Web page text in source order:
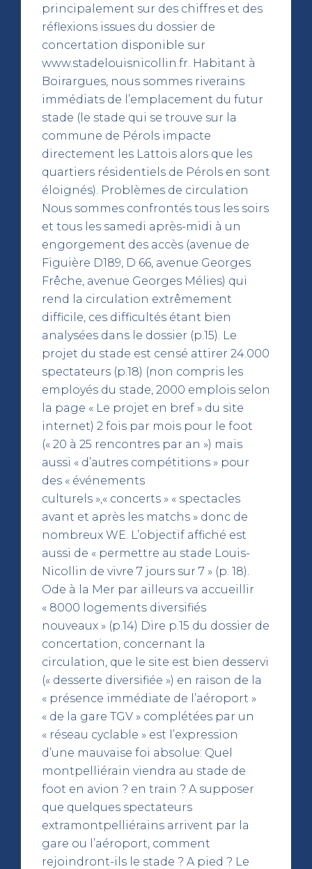
principalement sur des chiffres et des
réflexions issues du dossier de
concertation disponible sur
www.stadelouisnicollin.fr. Habitant à
Boirargues, nous sommes riverains
immédiats de l’emplacement du futur
stade (le stade qui se trouve sur la
commune de Pérols impacte
directement les Lattois alors que les
quartiers résidentiels de Pérols en sont
éloignés). Problèmes de circulation
Nous sommes confrontés tous les soirs
et tous les samedi après-midi à un
engorgement des accès (avenue de
Figuière D189, D 66, avenue Georges
Frêche, avenue Georges Mélies) qui
rend la circulation extrêmement
difficile, ces difficultés étant bien
analysées dans le dossier (p.15). Le
projet du stade est censé attirer 24.000
spectateurs (p.18) (non compris les
employés du stade, 2000 emplois selon
la page « Le projet en bref » du site
internet) 2 fois par mois pour le foot
(« 20 à 25 rencontres par an ») mais
aussi « d’autres compétitions » pour
des « événements
culturels »,« concerts » « spectacles
avant et après les matchs » donc de
nombreux WE. L’objectif affiché est
aussi de « permettre au stade Louis-
Nicollin de vivre 7 jours sur 7 » (p. 18).
Ode à la Mer par ailleurs va accueillir
« 8000 logements diversifiés
nouveaux » (p.14) Dire p.15 du dossier de
concertation, concernant la
circulation, que le site est bien desservi
(« desserte diversifiée ») en raison de la
« présence immédiate de l’aéroport »
« de la gare TGV » complétées par un
« réseau cyclable » est l’expression
d’une mauvaise foi absolue: Quel
montpelliérain viendra au stade de
foot en avion ? en train ? A supposer
que quelques spectateurs
extramontpelliérains arrivent par la
gare ou l’aéroport, comment
rejoindront-ils le stade ? A pied ? Le